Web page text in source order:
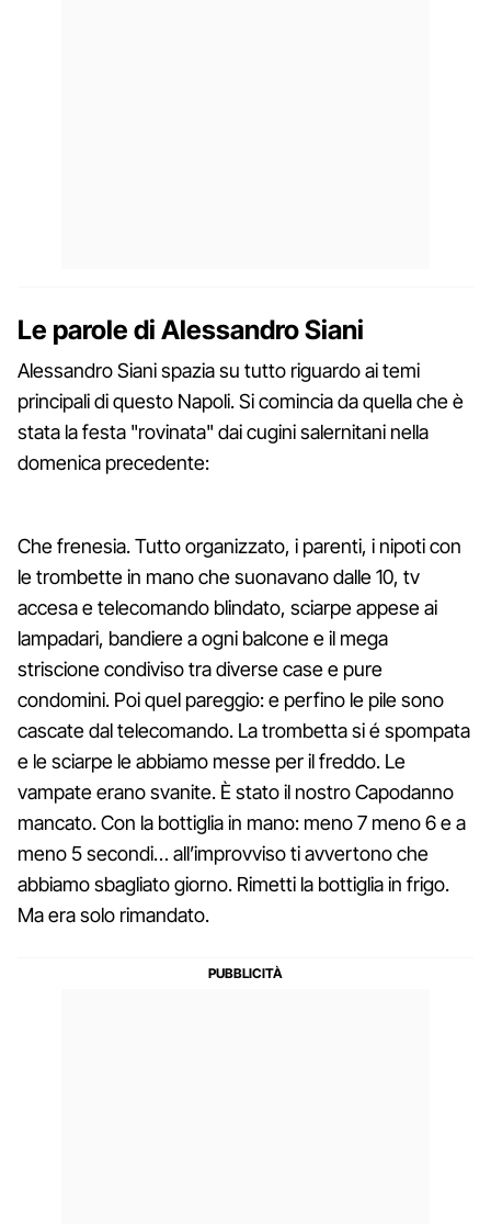
Le parole di Alessandro Siani
Alessandro Siani spazia su tutto riguardo ai temi
principali di questo Napoli. Si comincia da quella che è
stata la festa "rovinata" dai cugini salernitani nella
domenica precedente:
Che frenesia. Tutto organizzato, i parenti, i nipoti con
le trombette in mano che suonavano dalle 10, tv
accesa e telecomando blindato, sciarpe appese ai
lampadari, bandiere a ogni balcone e il mega
striscione condiviso tra diverse case e pure
condomini. Poi quel pareggio: e perfino le pile sono
cascate dal telecomando. La trombetta si é spompata
e le sciarpe le abbiamo messe per il freddo. Le
vampate erano svanite. È stato il nostro Capodanno
mancato. Con la bottiglia in mano: meno 7 meno 6 e a
meno 5 secondi… all’improvviso ti avvertono che
abbiamo sbagliato giorno. Rimetti la bottiglia in frigo.
Ma era solo rimandato.